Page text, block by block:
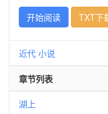
开始阅读
TXT下
近代 小说
章节列表
湖上